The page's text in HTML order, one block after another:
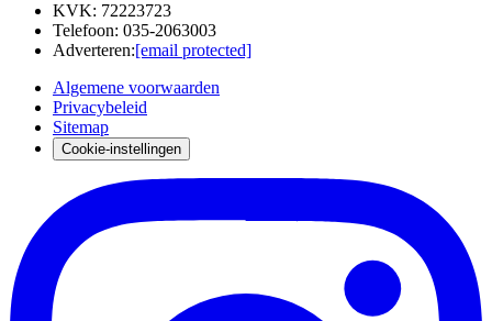
KVK: 72223723
Telefoon: 035-2063003
Adverteren:[email protected]
Algemene voorwaarden
Privacybeleid
Sitemap
Cookie-instellingen